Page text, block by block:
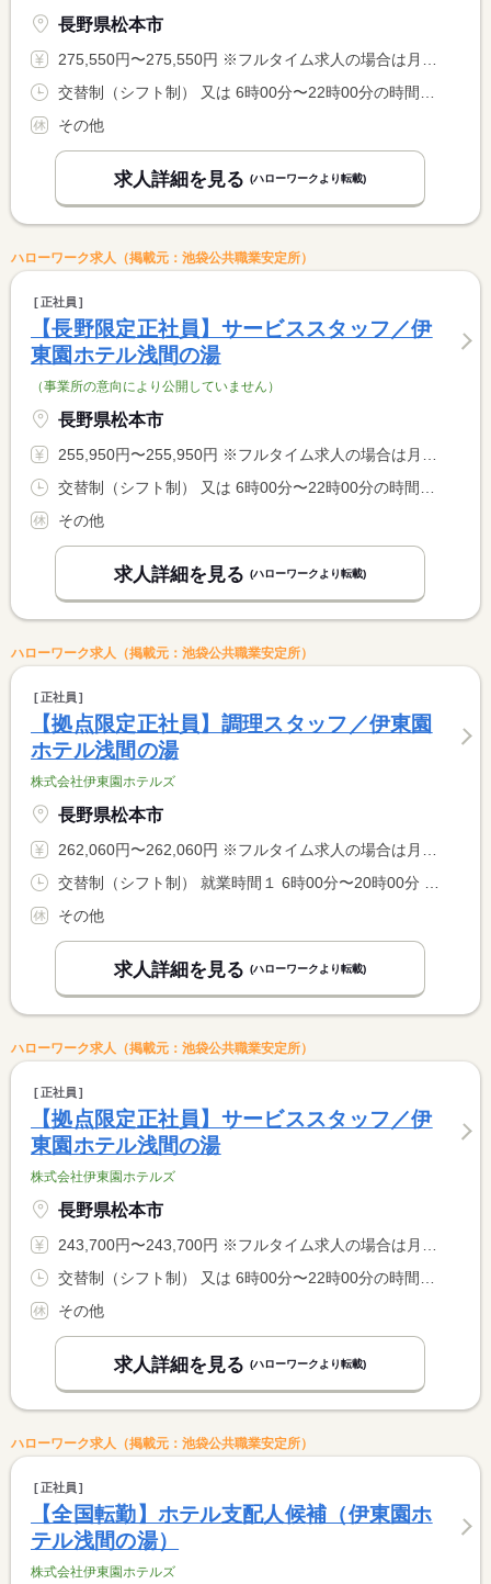
長野県松本市
275,550円〜275,550円 ※フルタイム求人の場合は月額（換算額）、パート求人の場合は時間額を表示しています。
その他
求人詳細を見る (ハローワークより転載)
ハローワーク求人（掲載元：池袋公共職業安定所）
正社員
【長野限定正社員】サービススタッフ／伊
東園ホテル浅間の湯
（事業所の意向により公開していません）
長野県松本市
255,950円〜255,950円 ※フルタイム求人の場合は月額（換算額）、パート求人の場合は時間額を表示しています。
その他
求人詳細を見る (ハローワークより転載)
ハローワーク求人（掲載元：池袋公共職業安定所）
正社員
【拠点限定正社員】調理スタッフ／伊東園
ホテル浅間の湯
株式会社伊東園ホテルズ
長野県松本市
262,060円〜262,060円 ※フルタイム求人の場合は月額（換算額）、パート求人の場合は時間額を表示しています。
その他
求人詳細を見る (ハローワークより転載)
ハローワーク求人（掲載元：池袋公共職業安定所）
正社員
【拠点限定正社員】サービススタッフ／伊
東園ホテル浅間の湯
株式会社伊東園ホテルズ
長野県松本市
243,700円〜243,700円 ※フルタイム求人の場合は月額（換算額）、パート求人の場合は時間額を表示しています。
その他
求人詳細を見る (ハローワークより転載)
ハローワーク求人（掲載元：池袋公共職業安定所）
正社員
【全国転勤】ホテル支配人候補（伊東園ホ
テル浅間の湯）
株式会社伊東園ホテルズ